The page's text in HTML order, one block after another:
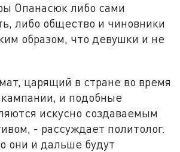
Опанасюк либо сами
либо общество и чиновники
образом, что девушки и не
царящий в стране во время
и подобные
искусно создаваемым
- рассуждает политолог.
они и дальше будут